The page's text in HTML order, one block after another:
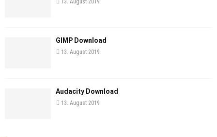
13. August 2019
GIMP Download
13. August 2019
Audacity Download
13. August 2019